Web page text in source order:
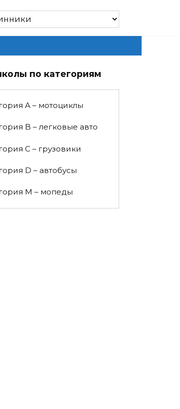
по категориям
A – мотоциклы
B – легковые авто
C – грузовики
D – автобусы
M – мопеды